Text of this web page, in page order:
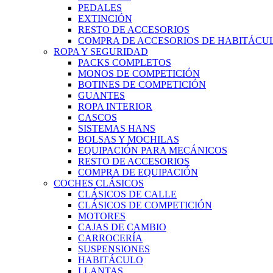
PEDALES
EXTINCIÓN
RESTO DE ACCESORIOS
COMPRA DE ACCESORIOS DE
ROPA Y SEGURIDAD
PACKS COMPLETOS
MONOS DE COMPETICIÓN
BOTINES DE COMPETICIÓN
GUANTES
ROPA INTERIOR
CASCOS
SISTEMAS HANS
BOLSAS Y MOCHILAS
EQUIPACIÓN PARA MECÁNICOS
RESTO DE ACCESORIOS
COMPRA DE EQUIPACIÓN
COCHES CLÁSICOS
CLÁSICOS DE CALLE
CLÁSICOS DE COMPETICIÓN
MOTORES
CAJAS DE CAMBIO
CARROCERÍA
SUSPENSIONES
HABITÁCULO
LLANTAS